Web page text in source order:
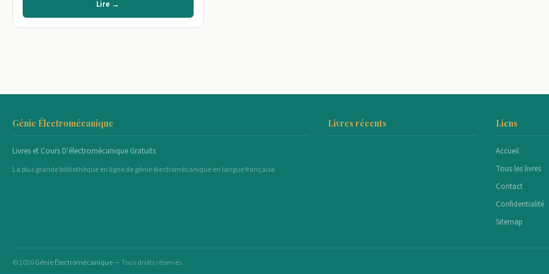
Lire →
Génie Électromécanique
Livres et Cours D'électromécanique Gratuits
La plus grande bibliothèque en ligne de génie électromécanique en langue française.
Livres récents Liens
Accueil
Tous les livres
Contact
Confidentialité
Sitemap
© 2026Génie Électromécanique— Tous droits réservés